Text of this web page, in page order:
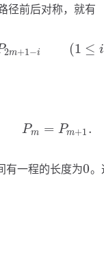
径前后对称，就有
2m+1−i (1 ≤ i
Pi=P2m 1≤i ≤2 m
Pm = Pm+1 .
Pm=Pm+1.
有一程的长度为0
0。